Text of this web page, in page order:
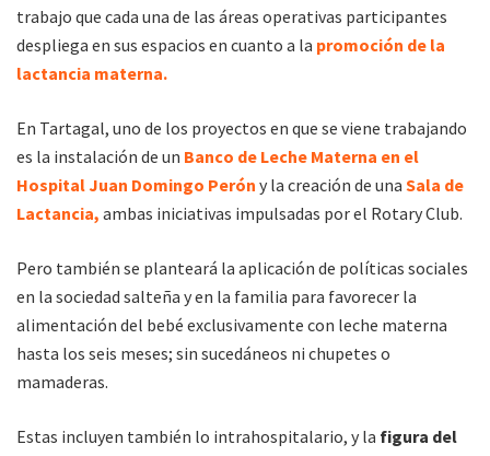
trabajo que cada una de las áreas operativas participantes
despliega en sus espacios en cuanto a la promoción de la
lactancia materna.
En Tartagal, uno de los proyectos en que se viene trabajando
es la instalación de un Banco de Leche Materna en el
Hospital Juan Domingo Perón y la creación de una Sala de
Lactancia, ambas iniciativas impulsadas por el Rotary Club.
Pero también se planteará la aplicación de políticas sociales
en la sociedad salteña y en la familia para favorecer la
alimentación del bebé exclusivamente con leche materna
hasta los seis meses; sin sucedáneos ni chupetes o
mamaderas.
Estas incluyen también lo intrahospitalario, y la figura del